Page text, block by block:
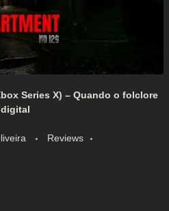
Series X) – Quando o folclore
Reviews